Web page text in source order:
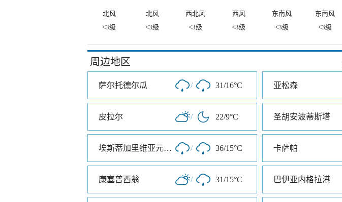
北风 北风 西北风 西风 东南风 东南风
<3级
<3级 <3级 <3级 <3级 <3级
周边地区
萨尔托德尔瓜 / 31/16°C 亚松森
皮拉尔 / 22/9°C 圣胡安波蒂斯塔
埃斯蒂加里维亚元帅镇 / 36/15°C 卡萨帕
康塞普西翁 / 31/15°C 巴伊亚内格拉港